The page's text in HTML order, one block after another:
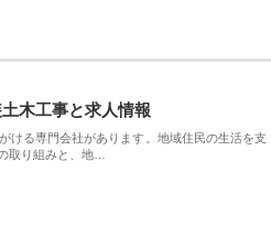
木工事と求人情報
ける専門会社があります。地域住民の生活を支
取り組みと、地…